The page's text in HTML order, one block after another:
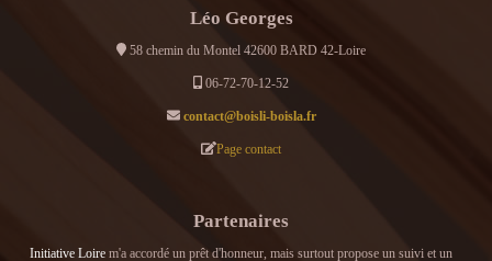
Léo Georges
58 chemin du Montel 42600 BARD 42-Loire
06-72-70-12-52
contact@boisli-boisla.fr
Page contact
Partenaires
Initiative Loire m'a accordé un prêt d'honneur, mais surtout propose un suivi et un